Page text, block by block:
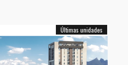
Últimas unidades